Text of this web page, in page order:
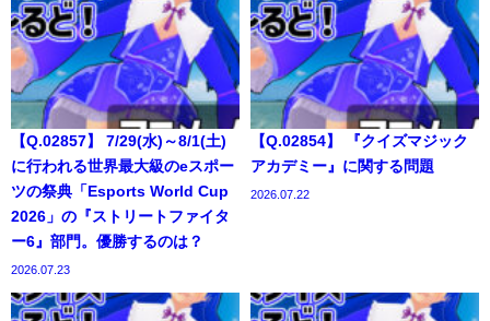
【Q.02857】 7/29(水)～8/1(土)
に行われる世界最大級のeスポー
ツの祭典「Esports World Cup
2026」の『ストリートファイタ
ー6』部門。優勝するのは？
2026.07.23
【Q.02854】 『クイズマジック
アカデミー』に関する問題
2026.07.22